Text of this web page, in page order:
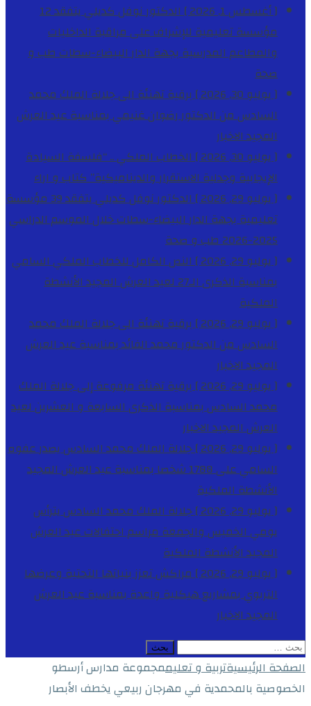
[ أغسطس 1, 2026 ]
الدكتور نوفل كديلي يتفقد 12
مؤسسة تعليمية للإشراف على مراقبة الداخليات
والمطاعم المدرسية بجهة الدار البيضاء-سطاتطب و
صحة
[ يوليو 30, 2026 ]
برقية تهنئة الى جلالة الملك محمد
السادس من الدكتور رضوان غنيمي بمناسبة عيد العرش
المجيدالاخبار
[ يوليو 30, 2026 ]
الخطاب الملكي .. “فلسفة السيادة
الإيجابية وجدلية الاستقرار والديناميكية”كتاب و اراء
[ يوليو 29, 2026 ]
الدكتور نوفل كديلي يتفقد 39 مؤسسة
تعليمية بجهة الدار البيضاء-سطات خلال الموسم الدراسي
2025-2026
طب و صحة
[ يوليو 29, 2026 ]
النص الكامل للخطاب الملكي السامي
بمناسبة الذكرى الـ27 لعيد العرش المجيد
الأنشطة
الملكية
[ يوليو 29, 2026 ]
برقية تهنئة الى جلالة الملك محمد
السادس من الدكتور محمد الفائد بمناسبة عيد العرش
المجيدالاخبار
[ يوليو 29, 2026 ]
برقية تهنئة مرفوعة إلى جلالة الملك
محمد السادس بمناسبة الذكرى السابعة و العشرين لعيد
العرش المجيدالاخبار
[ يوليو 29, 2026 ]
جلالة الملك محمد السادس يصدر عفوه
السامي على 1788 شخصا بمناسبة عيد العرش المجيد
الأنشطة الملكية
[ يوليو 29, 2026 ]
جلالة الملك محمد السادس يترأس
يومي الخميس والجمعة مراسم احتفالات عيد العرش
المجيدالأنشطة الملكية
[ يوليو 29, 2026 ]
مراكش تعزز بنياتها التحتية وعرضها
التربوي بمشاريع هيكلية واعدة بمناسبة عيد العرش
المجيدالاخبار
البحث
عن:
الصفحة الرئيسيةتربية و تعليممجموعة مدارس أرسطو
الخصوصية بالمحمدية في مهرجان ربيعي يخطف الأبصار